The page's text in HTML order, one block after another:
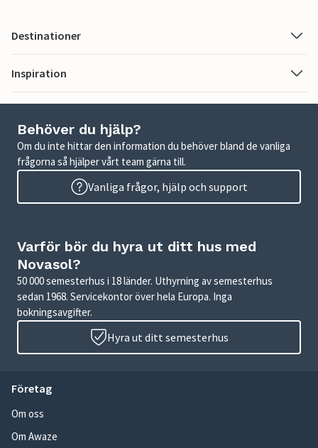
Destinationer
Inspiration
Behöver du hjälp?
Om du inte hittar den information du behöver bland de vanliga
frågorna så hjälper vårt team gärna till.
Vanliga frågor, hjälp och support
Varför bör du hyra ut ditt hus med
Novasol?
50 000 semesterhus i 18 länder. Uthyrning av semesterhus
sedan 1968. Servicekontor över hela Europa. Inga
bokningsavgifter.
Hyra ut ditt semesterhus
Företag
Om oss
Om Awaze